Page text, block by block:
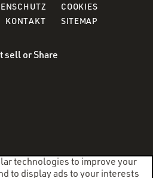
(OPENS
COOKIES(OPENS
KONTAKT SITEMAP
sell or Share
technologies to improve your
to display ads to your interests